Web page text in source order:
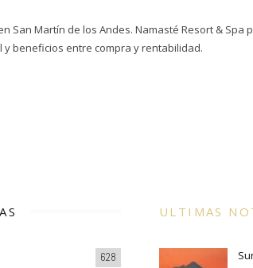
San Martín de los Andes. Namasté Resort & Spa
beneficios entre compra y rentabilidad.
628
ULTIMAS